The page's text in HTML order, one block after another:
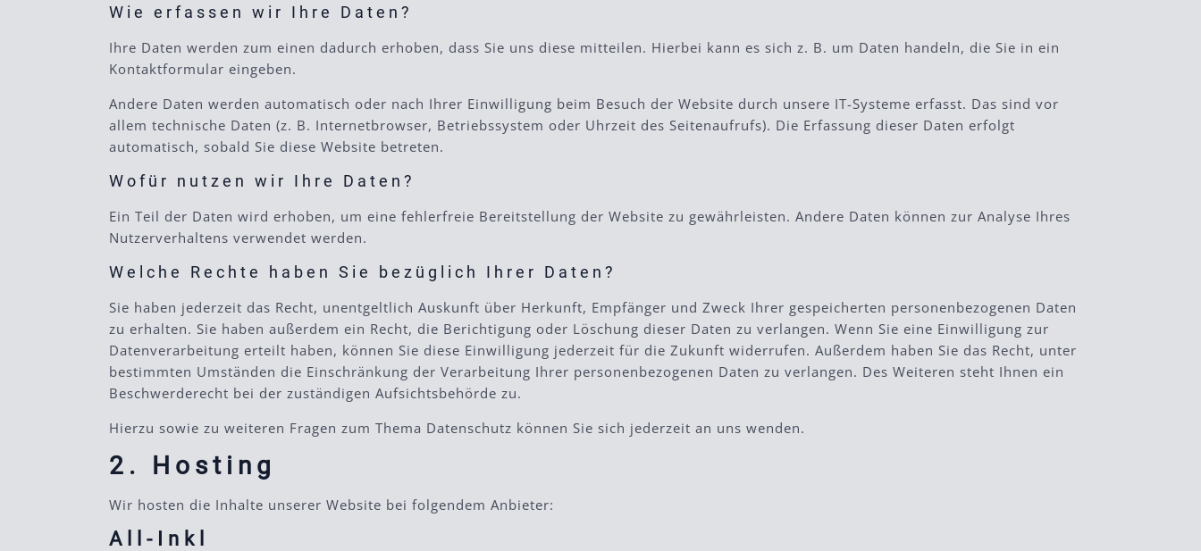
Wie erfassen wir Ihre Daten?
Ihre Daten werden zum einen dadurch erhoben, dass Sie uns diese mitteilen. Hierbei kann es sich z. B. um Daten handeln, die Sie in ein
Kontaktformular eingeben.
Andere Daten werden automatisch oder nach Ihrer Einwilligung beim Besuch der Website durch unsere IT-Systeme erfasst. Das sind vor
allem technische Daten (z. B. Internetbrowser, Betriebssystem oder Uhrzeit des Seitenaufrufs). Die Erfassung dieser Daten erfolgt
automatisch, sobald Sie diese Website betreten.
Wofür nutzen wir Ihre Daten?
Ein Teil der Daten wird erhoben, um eine fehlerfreie Bereitstellung der Website zu gewährleisten. Andere Daten können zur Analyse Ihres
Nutzerverhaltens verwendet werden.
Welche Rechte haben Sie bezüglich Ihrer Daten?
Sie haben jederzeit das Recht, unentgeltlich Auskunft über Herkunft, Empfänger und Zweck Ihrer gespeicherten personenbezogenen Daten
zu erhalten. Sie haben außerdem ein Recht, die Berichtigung oder Löschung dieser Daten zu verlangen. Wenn Sie eine Einwilligung zur
Datenverarbeitung erteilt haben, können Sie diese Einwilligung jederzeit für die Zukunft widerrufen. Außerdem haben Sie das Recht, unter
bestimmten Umständen die Einschränkung der Verarbeitung Ihrer personenbezogenen Daten zu verlangen. Des Weiteren steht Ihnen ein
Beschwerderecht bei der zuständigen Aufsichtsbehörde zu.
Hierzu sowie zu weiteren Fragen zum Thema Datenschutz können Sie sich jederzeit an uns wenden.
2. Hosting
Wir hosten die Inhalte unserer Website bei folgendem Anbieter:
All-Inkl